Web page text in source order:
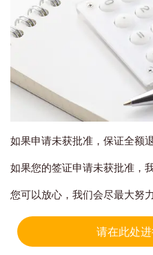
如果申请未获批准，保证全额
如果您的签证申请未获批准，
您可以放心，我们会尽最大努
请在此处